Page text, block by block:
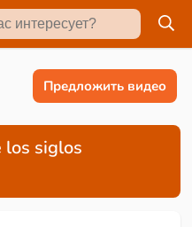
Предложить видео
los siglos